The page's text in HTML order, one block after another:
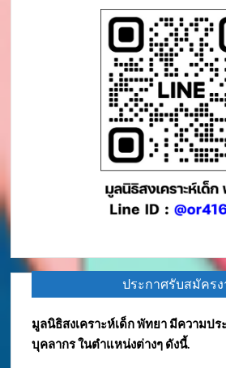
ประกาศรับสมัคร
มูลนิธิสงเคราะห์เด็ก พัทยา มีความป
บุคลากร ในตำแหน่งต่างๆ ดังนี้.